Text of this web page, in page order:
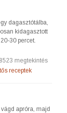
dagasztótálba,
kidagasztott
30 percet.
megtekintés
receptek
apróra, majd